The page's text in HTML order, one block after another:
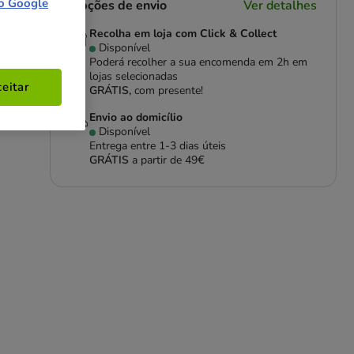
Opções de envio Ver detalhes
Recolha em loja com Click & Collect
Disponível
Poderá recolher a sua encomenda em 2h em
lojas selecionadas
GRÁTIS,com presente!
Envio ao domicílio
Disponível
Entrega entre 1-3 dias úteis
GRÁTIS a partir de 49€
Google